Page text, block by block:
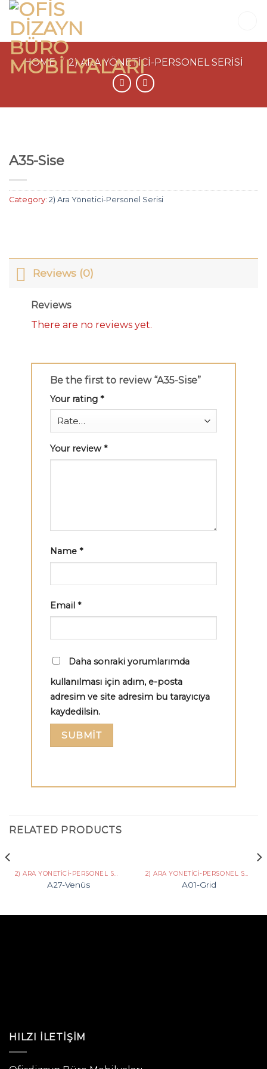
Skip
content
HOME / 2) ARA YÖNETICI-PERSONEL SERISI
A35-Sise
Category: 2) Ara Yönetici-Personel Serisi
Reviews (0)
Reviews
There are no reviews yet.
Be the first to review “A35-Sise”
Your rating *
Your review *
Name *
Email *
Daha sonraki yorumlarımda
kullanılması için adım, e-posta
adresim ve site adresim bu tarayıcıya
kaydedilsin.
RELATED PRODUCTS
2) ARA YÖNETICI-PERSONEL SERISI
A27-Venüs
2) ARA YÖNETICI-PERSONEL SERISI
A01-Grid
HILZI İLETIŞIM